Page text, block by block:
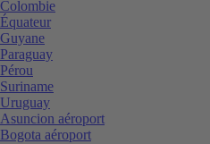
Colombie
Équateur
Guyane
Paraguay
Pérou
Suriname
Uruguay
Asuncion aéroport
Bogota aéroport